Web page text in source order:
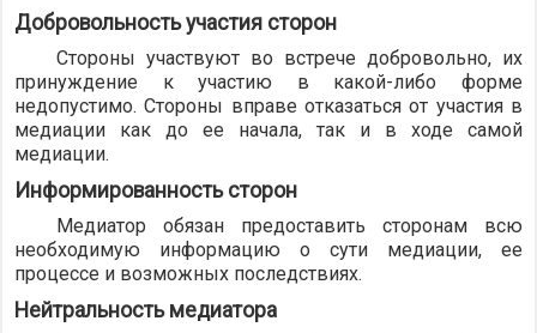
Добровольность участия сторон
Стороны участвуют во встрече добровольно, их
принуждение к участию в какой-либо форме
недопустимо. Стороны вправе отказаться от участия в
медиации как до ее начала, так и в ходе самой
медиации.
Информированность сторон
Медиатор обязан предоставить сторонам всю
необходимую информацию о сути медиации, ее
процессе и возможных последствиях.
Нейтральность медиатора